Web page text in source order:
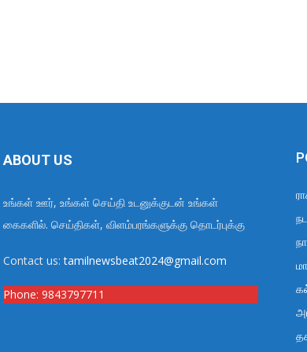
ABOUT US
உங்கள் ஊர், உங்கள் செய்தி உடனுக்குடன் உங்கள்
கைகளில். செய்திகள், விளம்பரங்களுக்கு தொடர்புக்கு
Contact us:tamilnewsbeat2024@gmail.com
Phone: 9843797711